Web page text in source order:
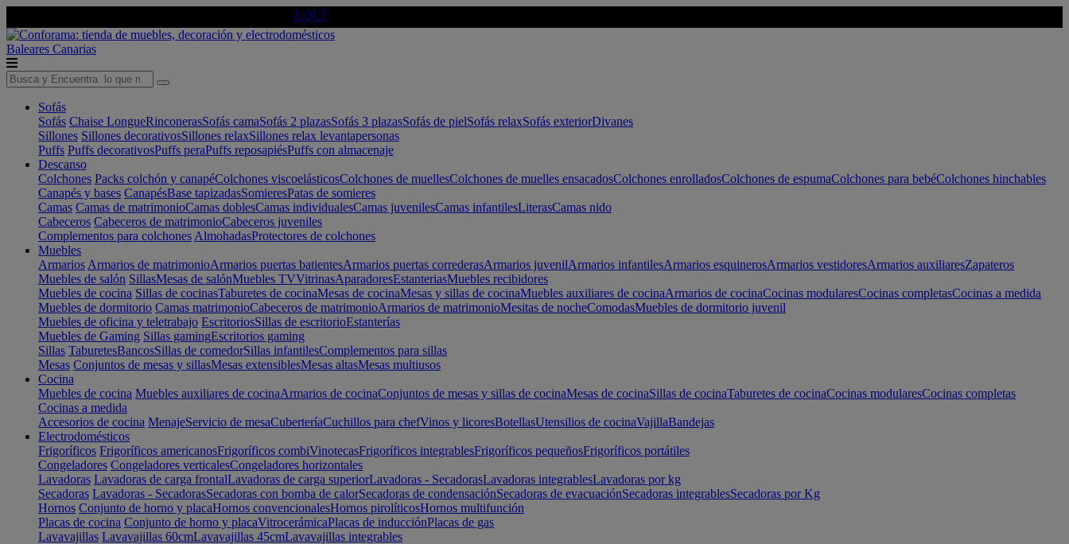
AQUÍ
Baleares Canarias
Sofás
Sofás Chaise LongueRinconerasSofás camaSofás 2 plazasSofás 3 plazasSofás de pielSofás relaxSofás exteriorDivanes
Sillones Sillones decorativosSillones relaxSillones relax levantapersonas
Puffs Puffs decorativosPuffs peraPuffs reposapiésPuffs con almacenaje
Descanso
Colchones Packs colchón y canapéColchones viscoelásticosColchones de muellesColchones de muelles ensacadosColchones enrolladosColchones de espumaColchones para bebéColchones hinchables
Canapés y bases CanapésBase tapizadasSomieresPatas de somieres
Camas Camas de matrimonioCamas doblesCamas individualesCamas juvenilesCamas infantilesLiterasCamas nido
Cabeceros Cabeceros de matrimonioCabeceros juveniles
Complementos para colchones AlmohadasProtectores de colchones
Muebles
Armarios Armarios de matrimonioArmarios puertas batientesArmarios puertas correderasArmarios juvenilArmarios infantilesArmarios esquinerosArmarios vestidoresArmarios auxiliaresZapateros
Muebles de salón SillasMesas de salónMuebles TVVitrinasAparadoresEstanteriasMuebles recibidores
Muebles de cocina Sillas de cocinasTaburetes de cocinaMesas de cocinaMesas y sillas de cocinaMuebles auxiliares de cocinaArmarios de cocinaCocinas modularesCocinas completasCocinas a medida
Muebles de dormitorio Camas matrimonioCabeceros de matrimonioArmarios de matrimonioMesitas de nocheComodasMuebles de dormitorio juvenil
Muebles de oficina y teletrabajo EscritoriosSillas de escritorioEstanterías
Muebles de Gaming Sillas gamingEscritorios gaming
Sillas TaburetesBancosSillas de comedorSillas infantilesComplementos para sillas
Mesas Conjuntos de mesas y sillasMesas extensiblesMesas altasMesas multiusos
Cocina
Muebles de cocina Muebles auxiliares de cocinaArmarios de cocinaConjuntos de mesas y sillas de cocinaMesas de cocinaSillas de cocinaTaburetes de cocinaCocinas modularesCocinas completas
Cocinas a medida
Accesorios de cocina MenajeServicio de mesaCuberteríaCuchillos para chefVinos y licoresBotellasUtensilios de cocinaVajillaBandejas
Electrodomésticos
Frigoríficos Frigoríficos americanosFrigoríficos combiVinotecasFrigoríficos integrablesFrigoríficos pequeñosFrigoríficos portátiles
Congeladores Congeladores verticalesCongeladores horizontales
Lavadoras Lavadoras de carga frontalLavadoras de carga superiorLavadoras - SecadorasLavadoras integrablesLavadoras por kg
Secadoras Lavadoras - SecadorasSecadoras con bomba de calorSecadoras de condensaciónSecadoras de evacuaciónSecadoras integrablesSecadoras por Kg
Hornos Conjunto de horno y placaHornos convencionalesHornos pirolíticosHornos multifunción
Placas de cocina Conjunto de horno y placaVitrocerámicaPlacas de inducciónPlacas de gas
Lavavajillas Lavavajillas 60cmLavavajillas 45cmLavavajillas integrables